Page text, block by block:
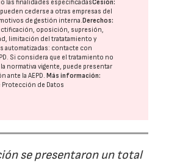
las finalidades especificadasCesión:
cederse a otras empresas del
de gestión interna.Derechos:
oposición, supresión,
limitación del tratatamiento y
automatizadas: contacte con
. Si considera que el tratamiento no
la normativa vigente, puede presentar
ante laAEPD.Más información:
Protección de Datos
se presentaron un total